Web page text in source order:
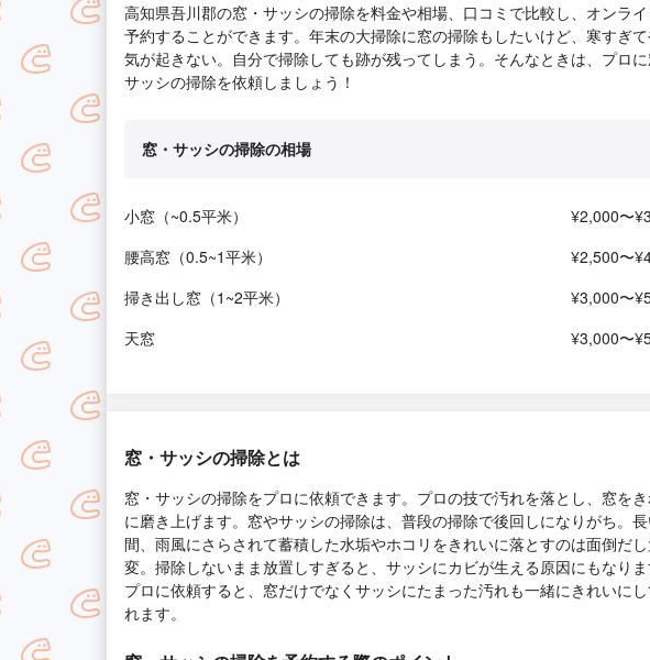
高知県吾川郡の窓・サッシの掃除を料金や相場、口コミで比較し、オンラ
予約することができます。年末の大掃除に窓の掃除もしたいけど、寒すぎ
気が起きない。自分で掃除しても跡が残ってしまう。そんなときは、プロ
サッシの掃除を依頼しましょう！
窓・サッシの掃除の相場
小窓（~0.5平米）
¥2,000〜
腰高窓（0.5~1平米）
¥2,500〜
掃き出し窓（1~2平米）
¥3,000〜
天窓
¥3,000〜
窓・サッシの掃除とは
窓・サッシの掃除をプロに依頼できます。プロの技で汚れを落とし、窓を
に磨き上げます。窓やサッシの掃除は、普段の掃除で後回しになりがち。
間、雨風にさらされて蓄積した水垢やホコリをきれいに落とすのは面倒だ
変。掃除しないまま放置しすぎると、サッシにカビが生える原因にもなり
プロに依頼すると、窓だけでなくサッシにたまった汚れも一緒にきれいに
れます。